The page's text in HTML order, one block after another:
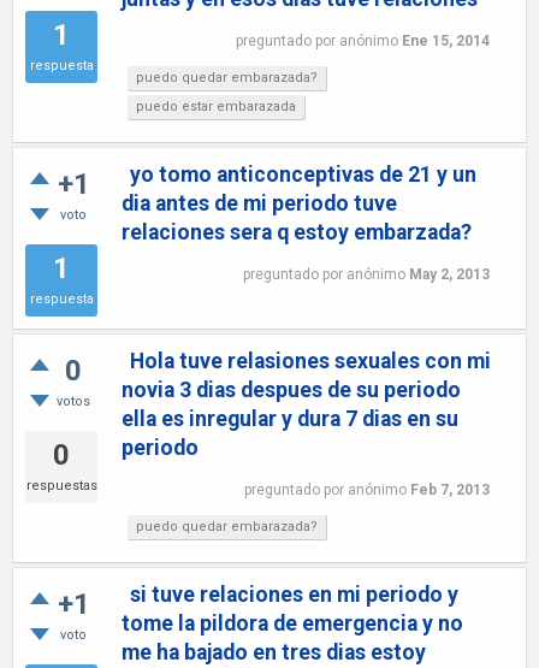
1
respuesta
preguntado por anónimo Ene 15, 2014
puedo quedar embarazada?
puedo estar embarazada
+1
voto
1
respuesta
yo tomo anticonceptivas de 21 y un
dia antes de mi periodo tuve
relaciones sera q estoy embarzada?
preguntado por anónimo May 2, 2013
0
votos
0
respuestas
Hola tuve relasiones sexuales con mi
novia 3 dias despues de su periodo
ella es inregular y dura 7 dias en su
periodo
preguntado por anónimo Feb 7, 2013
puedo quedar embarazada?
+1
voto
si tuve relaciones en mi periodo y
tome la pildora de emergencia y no
me ha bajado en tres dias estoy